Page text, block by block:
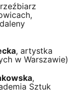
, artystka
w Warszawie)
,
Sztuk